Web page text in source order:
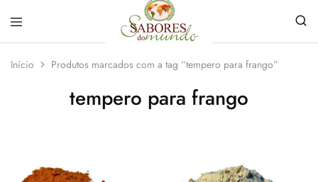
do
Mundo
loja
de
e
Especiarias
Início Produtos marcados com a tag “tempero para frango”
tempero para frango